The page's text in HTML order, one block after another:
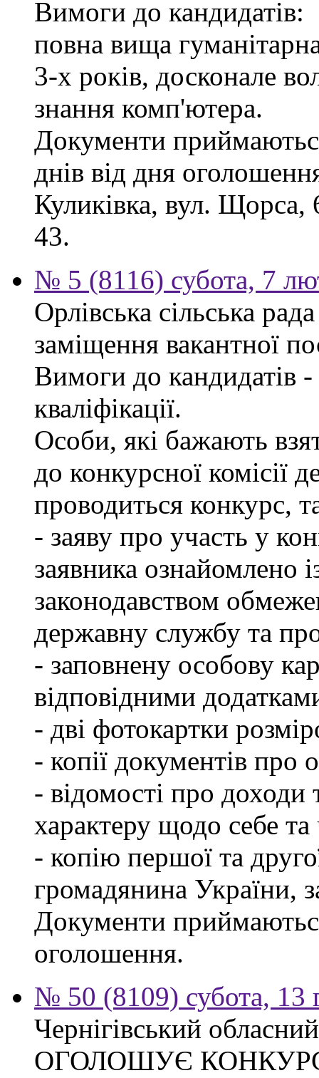
Вимоги до кандидатів:
повна вища
3-х років, досконале
знання комп'ютера.
Документи
днів від дня
Куликівка, вул.
43.
№ 5 (8116) субота, 7
Орлівська сільська
заміщення вакантної
Вимоги до кандидатів -
кваліфікації.
Особи, які бажають
до конкурсної комісії
проводиться конкурс,
- заяву про участь у
заявника ознайомлено
законодавством
державну службу та
- заповнену особову
відповідними
- дві фотокартки
- копії документів про
- відомості про доходи
характеру щодо себе та
- копію першої та
громадянина України,
Документи
оголошення.
№ 50 (8109) субота, 13
Чернігівський
ОГОЛОШУЄ